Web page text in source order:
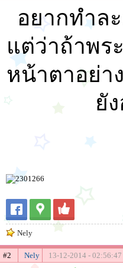
อยากทำล
แต่ว่าถ้าพร
หน้าตาอย่า
ยั
Nely
#2 Nely
13-12-2014 - 02:56:47